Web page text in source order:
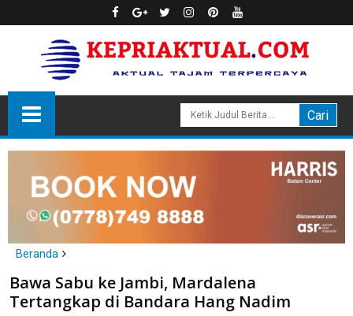
Beranda
hukum
Bawa Sabu ke Jambi, Mardalena Tertangkap di Bandara Hang
Bawa Sabu ke Jambi, Mardalena
Tertangkap di Bandara Hang Nadim